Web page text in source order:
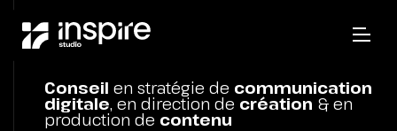
Conseil en stratégie de communication
digitale, en direction de création & en
production de contenu